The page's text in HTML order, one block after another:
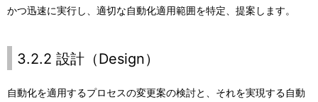
かつ迅速に実行し、適切な自動化適用範囲を特定、提案します。
3.2.2 設計（Design）
自動化を適用するプロセスの変更案の検討と、それを実現する自動